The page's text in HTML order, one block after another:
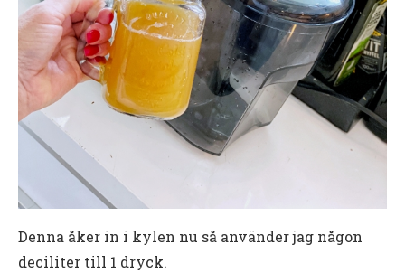
Denna åker in i kylen nu så använder jag någon
deciliter till 1 dryck.